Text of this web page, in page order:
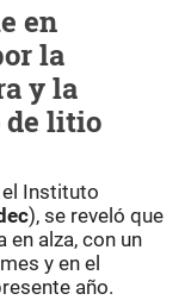
en
la
y la
de litio
Instituto
), se reveló que
en alza, con un
y en el
año.